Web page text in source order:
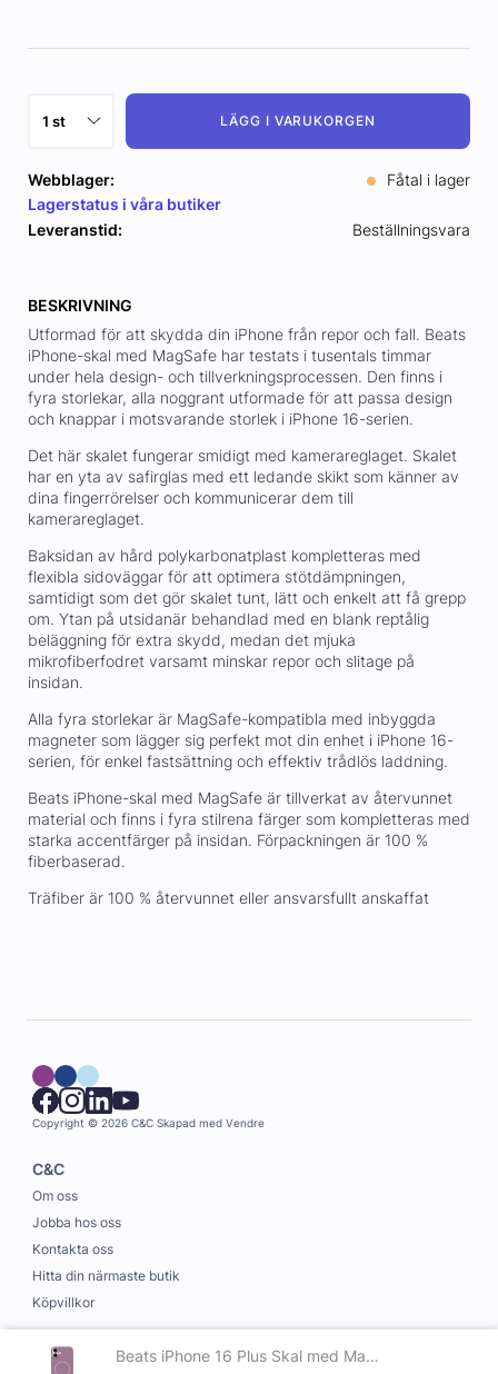
LÄGG I VARUKORGEN
Beats iPhone 16 Plus Skal med Magsafe Skymningslila
Webblager:
Fåtal i lager
Lagerstatus i våra butiker
Leveranstid:
Beställningsvara
BESKRIVNING
Utformad för att skydda din iPhone från repor och fall. Beats
iPhone-skal med MagSafe har testats i tusentals timmar
under hela design- och tillverkningsprocessen. Den finns i
fyra storlekar, alla noggrant utformade för att passa design
och knappar i motsvarande storlek i iPhone 16-serien.
Det här skalet fungerar smidigt med kamerareglaget. Skalet
har en yta av safirglas med ett ledande skikt som känner av
dina fingerrörelser och kommunicerar dem till
kamerareglaget.
Baksidan av hård polykarbonatplast kompletteras med
flexibla sidoväggar för att optimera stötdämpningen,
samtidigt som det gör skalet tunt, lätt och enkelt att få grepp
om. Ytan på utsidanär behandlad med en blank reptålig
beläggning för extra skydd, medan det mjuka
mikrofiberfodret varsamt minskar repor och slitage på
insidan.
Alla fyra storlekar är MagSafe-kompatibla med inbyggda
magneter som lägger sig perfekt mot din enhet i iPhone 16-
serien, för enkel fastsättning och effektiv trådlös laddning.
Beats iPhone-skal med MagSafe är tillverkat av återvunnet
material och finns i fyra stilrena färger som kompletteras med
starka accentfärger på insidan. Förpackningen är 100 %
fiberbaserad.
Träfiber är 100 % återvunnet eller ansvars­fullt anskaffat
Copyright © 2026 C&C Skapad med Vendre
C&C
Om oss
Jobba hos oss
Kontakta oss
Hitta din närmaste butik
Köpvillkor
Information